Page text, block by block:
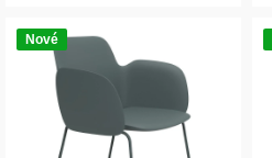
Nové